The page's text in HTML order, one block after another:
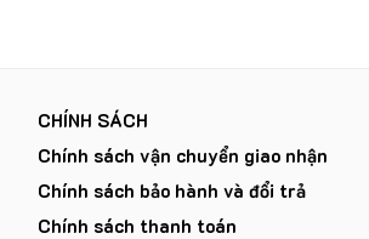
CHÍNH SÁCH
Chính sách vận chuyển giao nhận
Chính sách bảo hành và đổi trả
Chính sách thanh toán